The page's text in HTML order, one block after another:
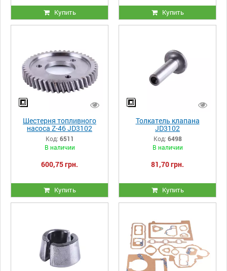
Купить Купить
Шестерня топливного
насоса Z-46 JD3102
Код: 6511
В наличии
600,75 грн.
Купить
Толкатель клапана
JD3102
Код: 6498
В наличии
81,70 грн.
Купить